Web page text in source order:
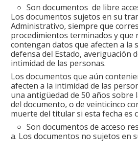
Son documentos de libre
Los documentos sujetos en su
Administrativo, siempre que
procedimientos terminados y que
contengan datos que afecten a la
defensa del Estado, averiguación
intimidad de las personas.
Los documentos que aún
afecten a la intimidad de las
una antigüedad de 50 años sobre
del documento, o de veinticinco
muerte del titular si esta fecha es
Son documentos de acceso
a. Los documentos no sujetos en